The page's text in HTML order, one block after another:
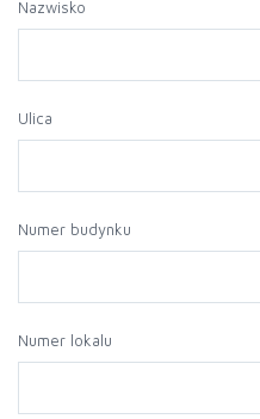
Nazwisko
Ulica
Numer budynku
Numer lokalu